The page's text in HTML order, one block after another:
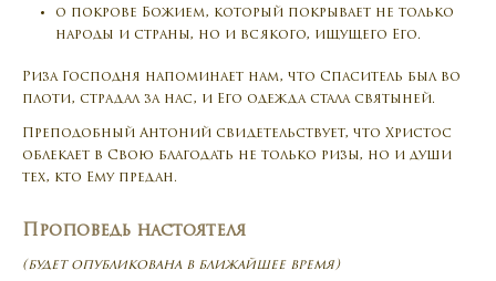
о покрове Божием, который покрывает не только
народы и страны, но и всякого, ищущего Его.
Риза Господня напоминает нам, что Спаситель был во
плоти, страдал за нас, и Его одежда стала святыней.
Преподобный Антоний свидетельствует, что Христос
облекает в Свою благодать не только ризы, но и души
тех, кто Ему предан.
Проповедь настоятеля
(будет опубликована в ближайшее время)